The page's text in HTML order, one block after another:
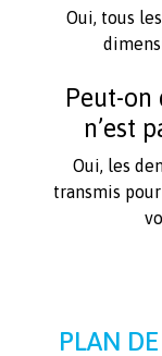
Oui, tous
Peut-
n’est
Oui, les
transmis
PLAN